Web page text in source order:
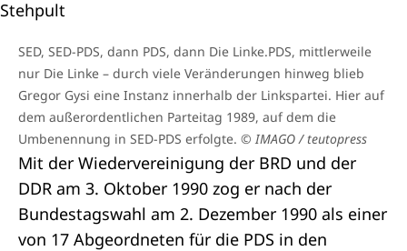
SED, SED-PDS, dann PDS, dann Die Linke.PDS, mittlerweile
nur Die Linke – durch viele Veränderungen hinweg blieb
Gregor Gysi eine Instanz innerhalb der Linkspartei. Hier auf
dem außerordentlichen Parteitag 1989, auf dem die
Umbenennung in SED-PDS erfolgte. © IMAGO / teutopress
Mit der Wiedervereinigung der BRD und der
DDR am 3. Oktober 1990 zog er nach der
Bundestagswahl am 2. Dezember 1990 als einer
von 17 Abgeordneten für die PDS in den